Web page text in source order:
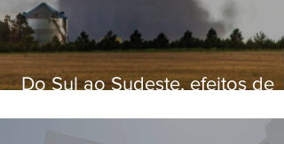
Do Sul ao Sudeste, efeitos de
apreensão na população